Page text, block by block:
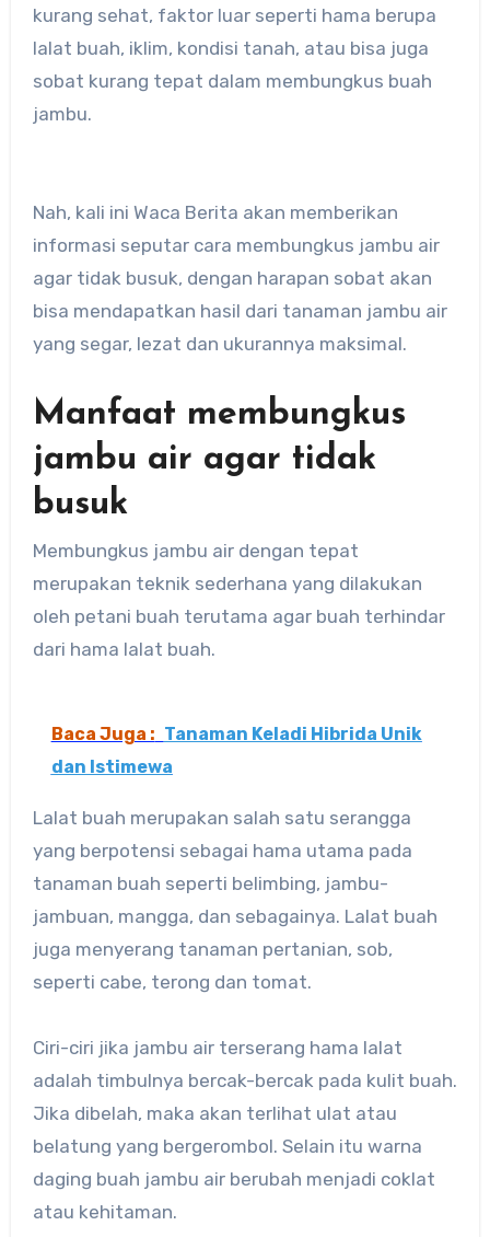
kurang sehat, faktor luar seperti hama berupa
lalat buah, iklim, kondisi tanah, atau bisa juga
sobat kurang tepat dalam membungkus buah
jambu.
Nah, kali ini Waca Berita akan memberikan
informasi seputar cara membungkus jambu air
agar tidak busuk, dengan harapan sobat akan
bisa mendapatkan hasil dari tanaman jambu air
yang segar, lezat dan ukurannya maksimal.
Manfaat membungkus
jambu air agar tidak
busuk
Membungkus jambu air dengan tepat
merupakan teknik sederhana yang dilakukan
oleh petani buah terutama agar buah terhindar
dari hama lalat buah.
Baca Juga : Tanaman Keladi Hibrida Unik
dan Istimewa
Lalat buah merupakan salah satu serangga
yang berpotensi sebagai hama utama pada
tanaman buah seperti belimbing, jambu-
jambuan, mangga, dan sebagainya. Lalat buah
juga menyerang tanaman pertanian, sob,
seperti cabe, terong dan tomat.
Ciri-ciri jika jambu air terserang hama lalat
adalah timbulnya bercak-bercak pada kulit buah.
Jika dibelah, maka akan terlihat ulat atau
belatung yang bergerombol. Selain itu warna
daging buah jambu air berubah menjadi coklat
atau kehitaman.